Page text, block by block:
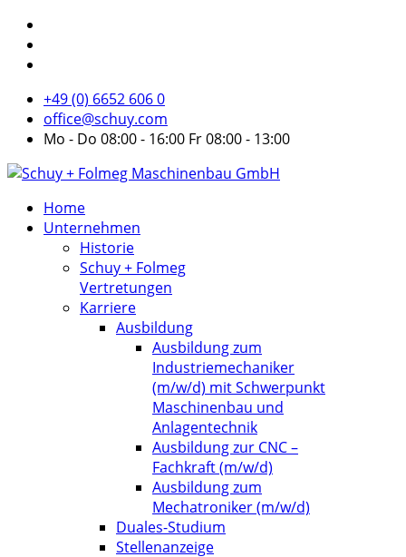
+49 (0) 6652 606 0
office@schuy.com
Mo - Do 08:00 - 16:00 Fr 08:00 - 13:00
Home
Unternehmen
Historie
Schuy + Folmeg
Vertretungen
Karriere
Ausbildung
Ausbildung zum
Industriemechaniker
(m/w/d) mit Schwerpunkt
Maschinenbau und
Anlagentechnik
Ausbildung zur CNC –
Fachkraft (m/w/d)
Ausbildung zum
Mechatroniker (m/w/d)
Duales-Studium
Stellenanzeige